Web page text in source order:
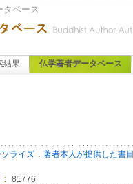
タベース
結果 仏学著者データベース
ライズ． 著者本人が提供した書目
81776